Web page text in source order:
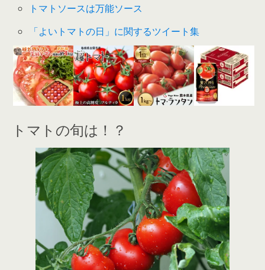
トマトソースは万能ソース
「よいトマトの日」に関するツイート集
トマトの旬は！？